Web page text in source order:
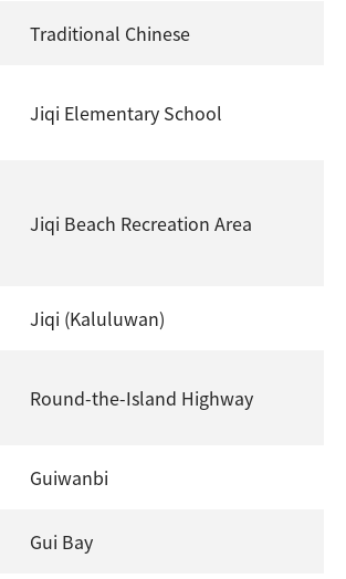
Traditional Chinese
Jiqi Elementary School
Jiqi Beach Recreation Area
Jiqi (Kaluluwan)
Round-the-Island Highway
Guiwanbi
Gui Bay